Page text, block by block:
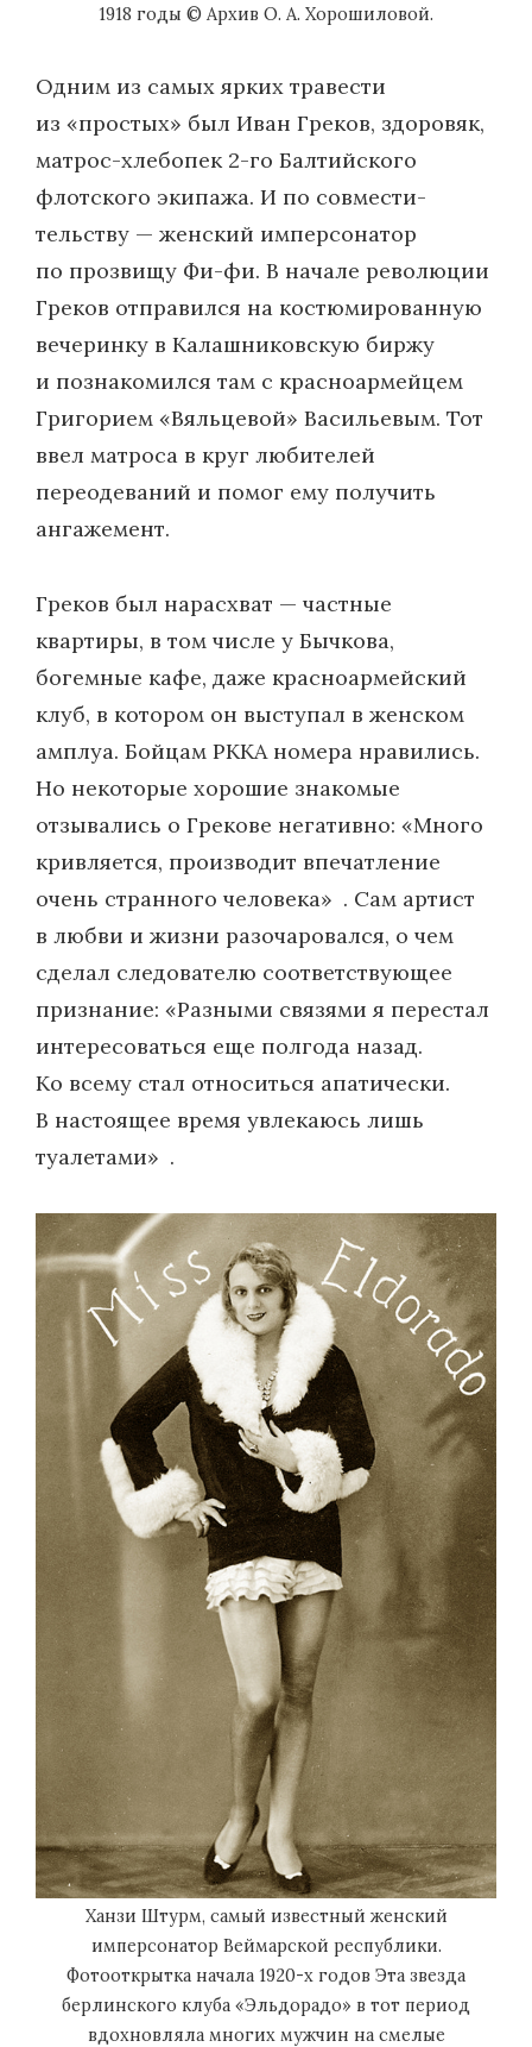
1918 годы © Архив О. А. Хорошиловой.
Одним из самых ярких травести
из «простых» был Иван Греков, здоровяк,
матрос-хлебопек 2-го Балтийского
флотского экипажа. И по совмести­
тельству — женский имперсонатор
по прозвищу Фи-фи. В начале революции
Греков отправился на костюмированную
вечеринку в Калашниковскую биржу
и познакомился там с красноармейцем
Григорием «Вяльцевой» Васильевым. Тот
ввел матроса в круг любителей
переодеваний и помог ему получить
ангажемент.
Греков был нарасхват — частные
квартиры, в том числе у Бычкова,
богемные кафе, даже красноармейский
клуб, в котором он выступал в женском
амплуа. Бойцам РККА номера нравились.
Но некоторые хорошие знакомые
отзывались о Грекове негативно: «Много
кривляется, производит впечатление
очень странного человека» . Сам артист
в любви и жизни разочаровался, о чем
сделал следователю соответствующее
признание: «Разными связями я перестал
интересоваться еще полгода назад.
Ко всему стал относиться апатически.
В настоящее время увлекаюсь лишь
туалетами» .
Ханзи Штурм, самый известный женский
имперсонатор Веймарской республики.
Фотооткрытка начала 1920-х годов Эта звезда
берлинского клуба «Эльдорадо» в тот период
вдохновляла многих мужчин на смелые